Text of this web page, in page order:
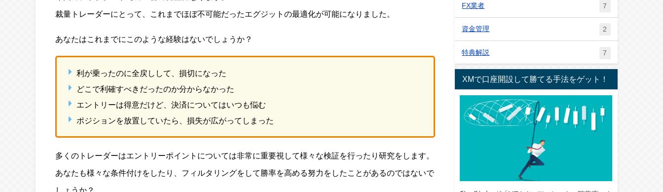
裁量トレーダーにとって、これまでほぼ不可能だったエグジットの最適化が可能になりました。
あなたはこれまでにこのような経験はないでしょうか？
利が乗ったのに全戻しして、損切になった
どこで利確すべきだったのか分からなかった
エントリーは得意だけど、決済についてはいつも悩む
ポジションを放置していたら、損失が広がってしまった
多くのトレーダーはエントリーポイントについては非常に重要視して様々な検証を行ったり研究をします。
あなたも様々な条件付けをしたり、フィルタリングをして勝率を高める努力をしたことがあるのではないで
しょうか？
FX業者 7
資金管理 2
特典解説 7
XMで口座開設して勝てる手法をゲット！